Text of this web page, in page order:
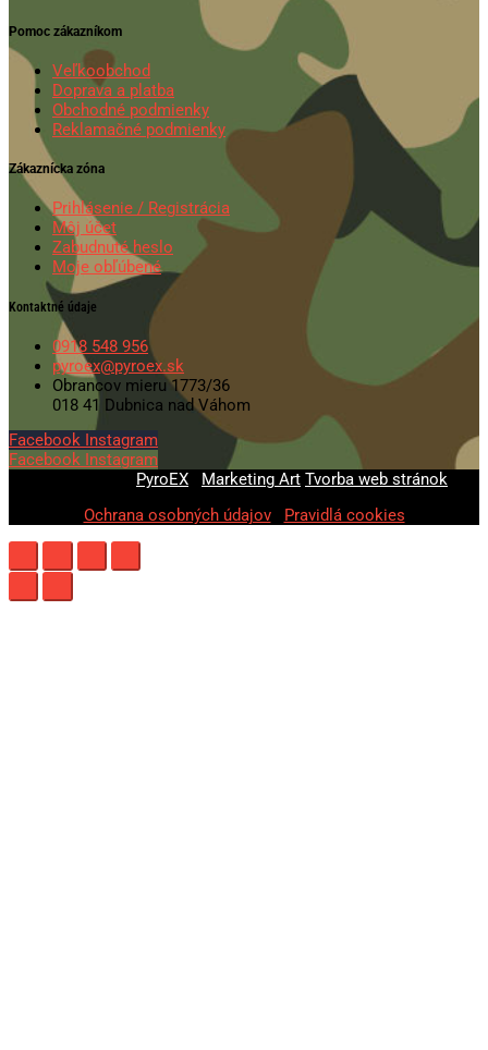
Pomoc zákazníkom
Veľkoobchod
Doprava a platba
Obchodné podmienky
Reklamačné podmienky
Zákaznícka zóna
Prihlásenie / Registrácia
Môj účet
Zabudnuté heslo
Moje obľúbené
Kontaktné údaje
0918 548 956
pyroex@pyroex.sk
Obrancov mieru 1773/36
018 41 Dubnica nad Váhom
Facebook Instagram
Facebook Instagram
PyroEX Marketing Art Tvorba web stránok
Ochrana osobných údajov| Pravidlá cookies